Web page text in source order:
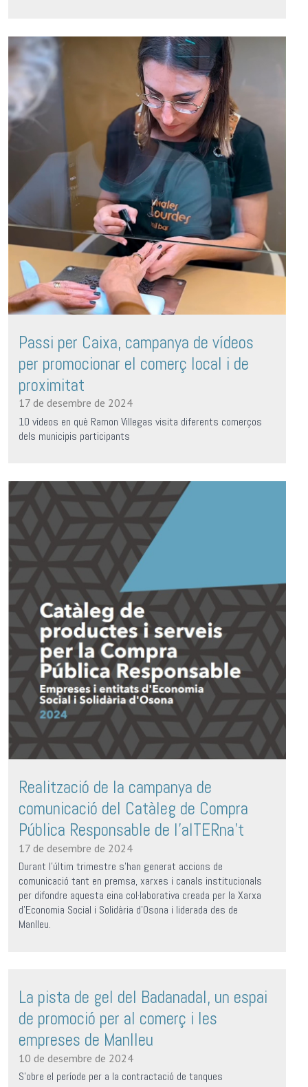
Passi per Caixa, campanya de vídeos
per promocionar el comerç local i de
proximitat
17 de desembre de 2024
10 vídeos en què Ramon Villegas visita diferents comerços
dels municipis participants
Realització de la campanya de
comunicació del Catàleg de Compra
Pública Responsable de l'alTERna't
17 de desembre de 2024
Durant l'últim trimestre s'han generat accions de
comunicació tant en premsa, xarxes i canals institucionals
per difondre aquesta eina col·laborativa creada per la Xarxa
d'Economia Social i Solidària d'Osona i liderada des de
Manlleu.
La pista de gel del Badanadal, un espai
de promoció per al comerç i les
empreses de Manlleu
10 de desembre de 2024
S'obre el període per a la contractació de tanques